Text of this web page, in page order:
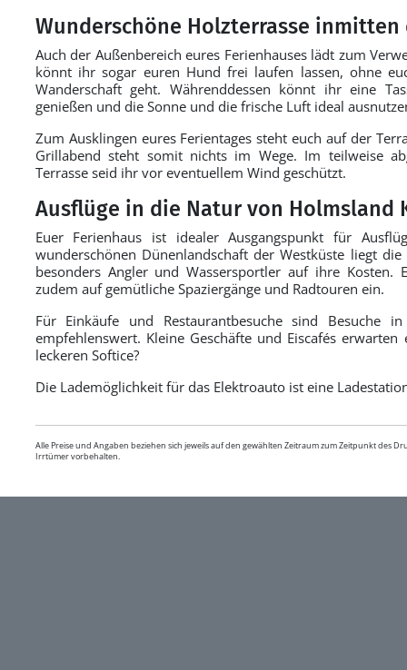
Wunderschöne Holzterrasse inmitten
Auch der Außenbereich eures Ferienhauses lädt zum
könnt ihr sogar euren Hund frei laufen lassen, ohne
Wanderschaft geht. Währenddessen könnt ihr eine
genießen und die Sonne und die frische Luft ideal
Zum Ausklingen eures Ferientages steht euch auf der
Grillabend steht somit nichts im Wege. Im teilweise
Terrasse seid ihr vor eventuellem Wind geschützt.
Ausflüge in die Natur von Holmsland
Euer Ferienhaus ist idealer Ausgangspunkt für
wunderschönen Dünenlandschaft der Westküste liegt
besonders Angler und Wassersportler auf ihre Kosten.
zudem auf gemütliche Spaziergänge und Radtouren ein.
Für Einkäufe und Restaurantbesuche sind Besuche
empfehlenswert. Kleine Geschäfte und Eiscafés
leckeren Softice?
Die Lademöglichkeit für das Elektroauto ist eine
Alle Preise und Angaben beziehen sich jeweils auf den gewählten Zeitraum zum Zeitpunkt des
Irrtümer vorbehalten.